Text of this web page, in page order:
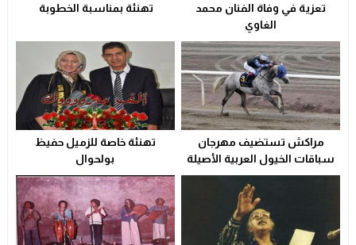
21:02 ولاية أمن وجدة تُقرب خدمات بطاقة التعريف الوطنية من
23:31 سوء التدبير و التسيير في القطاع الصحي المحلي يشعل
تعزية في وفاة الفنان محمد
الغاوي
تهنئة بمناسبة الخطوبة
مراكش تستضيف مهرجان
سباقات الخيول العربية الأصيلة
تهنئة خاصة للزميل حفيظ
بولحوال